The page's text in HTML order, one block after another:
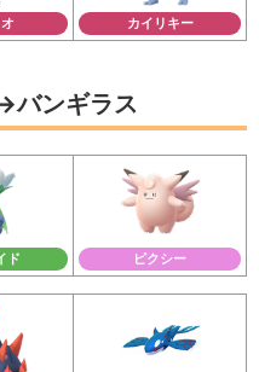
カイリキー
バンギラス
ド ピクシー